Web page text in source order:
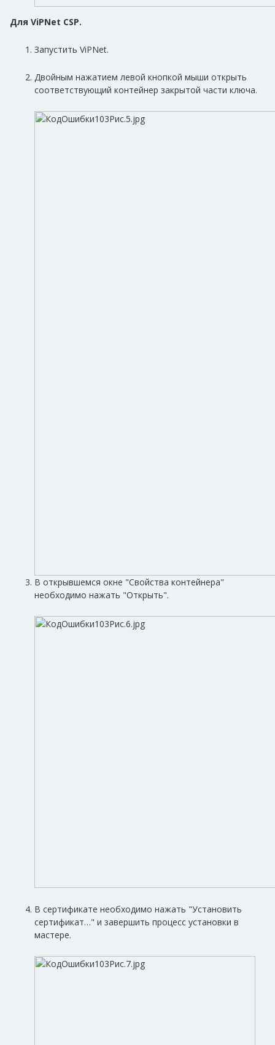
Для ViPNet CSP.
Запустить ViPNet.
Двойным нажатием левой кнопкой мыши открыть
соответствующий контейнер закрытой части ключа.
В открывшемся окне "Свойства контейнера"
необходимо нажать "Открыть".
В сертификате необходимо нажать "Установить
сертификат…" и завершить процесс установки в
мастере.